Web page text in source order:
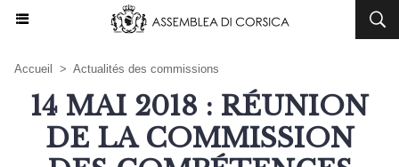
Accueil > Actualités des commissions
14 MAI 2018 : RÉUNION
DE LA COMMISSION